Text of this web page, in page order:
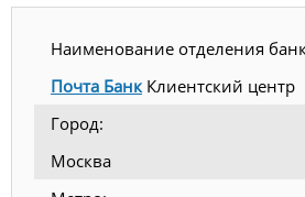
Наименование отделения
Почта БанкКлиентский центр
Город:
Москва